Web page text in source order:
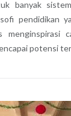
banyak
pendidikan
potensi